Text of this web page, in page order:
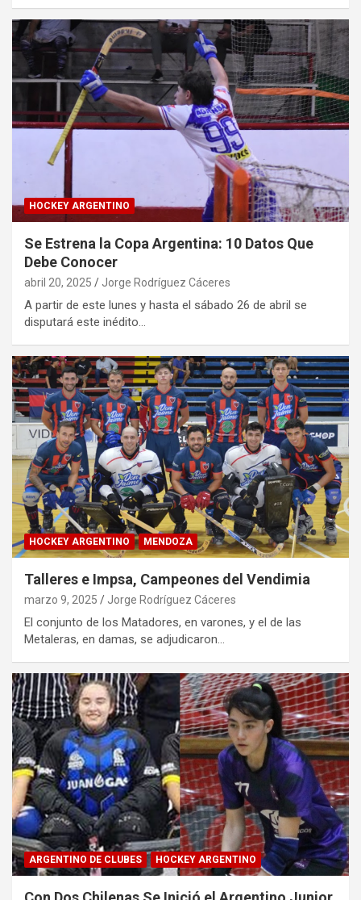
HOCKEY ARGENTINO
Se Estrena la Copa Argentina: 10 Datos Que
Debe Conocer
abril 20, 2025 Jorge Rodríguez Cáceres
A partir de este lunes y hasta el sábado 26 de abril se
disputará este inédito…
HOCKEY ARGENTINO MENDOZA
Talleres e Impsa, Campeones del Vendimia
marzo 9, 2025 Jorge Rodríguez Cáceres
El conjunto de los Matadores, en varones, y el de las
Metaleras, en damas, se adjudicaron…
ARGENTINO DE CLUBES HOCKEY ARGENTINO